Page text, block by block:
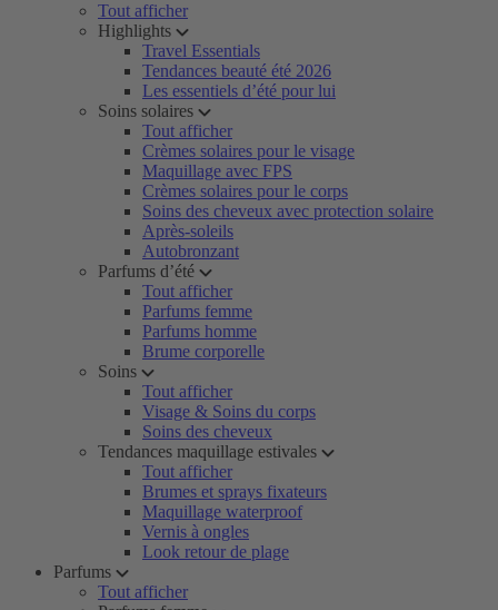
Tout afficher
Highlights
Travel Essentials
Tendances beauté été 2026
Les essentiels d’été pour lui
Soins solaires
Tout afficher
Crèmes solaires pour le visage
Maquillage avec FPS
Crèmes solaires pour le corps
Soins des cheveux avec protection solaire
Après-soleils
Autobronzant
Parfums d’été
Tout afficher
Parfums femme
Parfums homme
Brume corporelle
Soins
Tout afficher
Visage & Soins du corps
Soins des cheveux
Tendances maquillage estivales
Tout afficher
Brumes et sprays fixateurs
Maquillage waterproof
Vernis à ongles
Look retour de plage
Parfums
Tout afficher